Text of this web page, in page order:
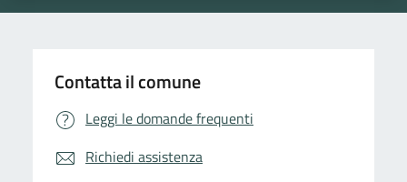
Contatta il comune
Leggi le domande frequenti
Richiedi assistenza